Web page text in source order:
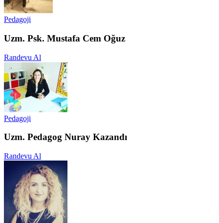
Pedagoji
Uzm. Psk. Mustafa Cem Oğuz
Randevu Al
Pedagoji
Uzm. Pedagog Nuray Kazandı
Randevu Al